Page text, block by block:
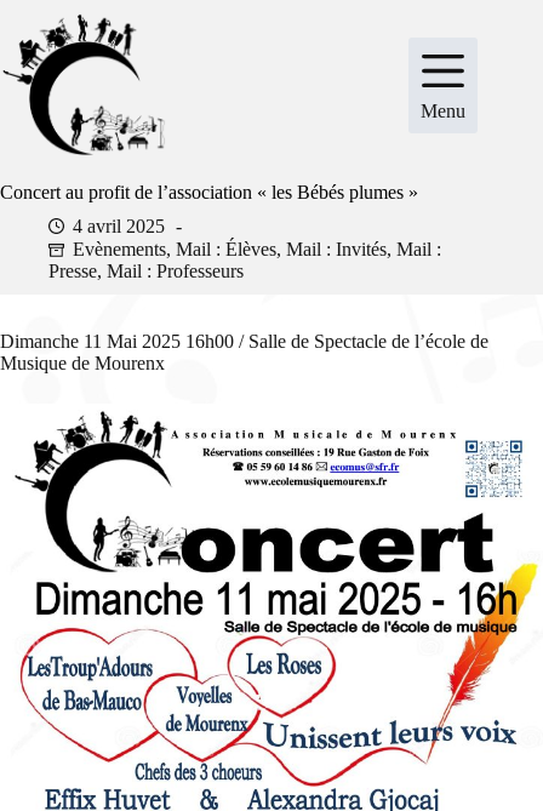
contenu
Menu
Concert au profit de l’association « les Bébés plumes »
4 avril 2025
Evènements, Mail : Élèves, Mail : Invités, Mail :
Presse, Mail : Professeurs
Dimanche 11 Mai 2025 16h00 / Salle de Spectacle de l’école de
Musique de Mourenx